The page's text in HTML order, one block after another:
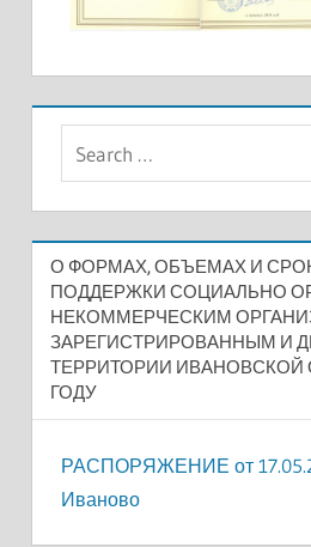
О ФОРМАХ, ОБЪЕМАХ И
ПОДДЕРЖКИ СОЦИАЛЬНО
НЕКОММЕРЧЕСКИМ
ЗАРЕГИСТРИРОВАННЫМ И
ТЕРРИТОРИИ ИВАНОВСКОЙ
ГОДУ
РАСПОРЯЖЕНИЕ от
Иваново